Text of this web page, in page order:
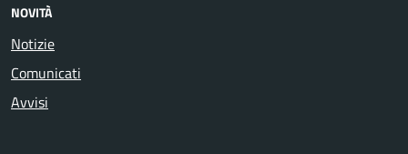
NOVITÀ
Notizie
Comunicati
Avvisi